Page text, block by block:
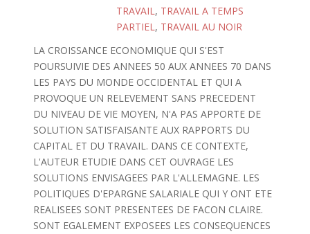
TRAVAIL, TRAVAIL A TEMPS
PARTIEL, TRAVAIL AU NOIR
LA CROISSANCE ECONOMIQUE QUI S'EST
POURSUIVIE DES ANNEES 50 AUX ANNEES 70 DANS
LES PAYS DU MONDE OCCIDENTAL ET QUI A
PROVOQUE UN RELEVEMENT SANS PRECEDENT
DU NIVEAU DE VIE MOYEN, N'A PAS APPORTE DE
SOLUTION SATISFAISANTE AUX RAPPORTS DU
CAPITAL ET DU TRAVAIL. DANS CE CONTEXTE,
L'AUTEUR ETUDIE DANS CET OUVRAGE LES
SOLUTIONS ENVISAGEES PAR L'ALLEMAGNE. LES
POLITIQUES D'EPARGNE SALARIALE QUI Y ONT ETE
REALISEES SONT PRESENTEES DE FACON CLAIRE.
SONT EGALEMENT EXPOSEES LES CONSEQUENCES